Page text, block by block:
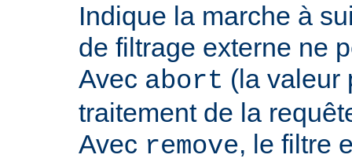
Indique la marche à
de filtrage externe ne
Avec abort (la valeur
traitement de la
Avec remove, le filtre